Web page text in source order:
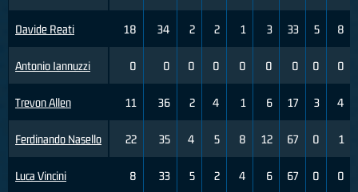
Davide Reati
Antonio Iannuzzi
Trevon Allen
Ferdinando Nasello
Luca Vincini
18 34 2 2 1 3 33 5 8
0 0 0 0 0 0 0 0 0
11 36 2 4 1 6 17 3 4
22 35 4 5 8 12 67 0 1
8 33 5 2 4 6 67 0 0